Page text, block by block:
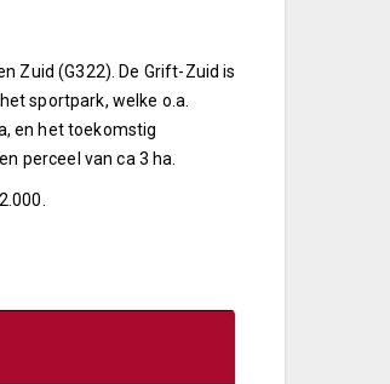
Zuid (G322). De Grift-Zuid is
sportpark, welke o.a.
en het toekomstig
perceel van ca 3 ha.